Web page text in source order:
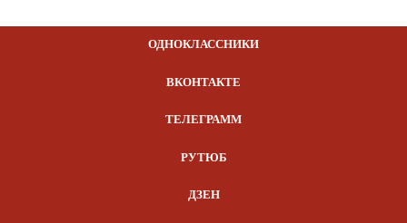
ОДНОКЛАССНИКИ
ВКОНТАКТЕ
ТЕЛЕГРАММ
РУТЮБ
ДЗЕН